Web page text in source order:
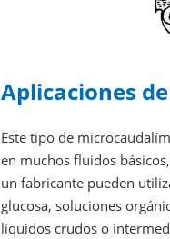
Aplicaciones
Este tipo de
en muchos fluidos
un fabricante pueden
glucosa, soluciones
líquidos crudos o